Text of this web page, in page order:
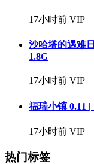
17小时前 VIP
沙哈塔的遇难
1.8G
17小时前 VIP
福瑞小镇 0.11
17小时前 VIP
热门标签